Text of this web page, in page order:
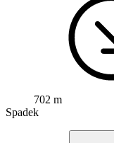
702 m
Spadek